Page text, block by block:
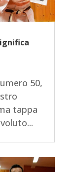
50,
tappa